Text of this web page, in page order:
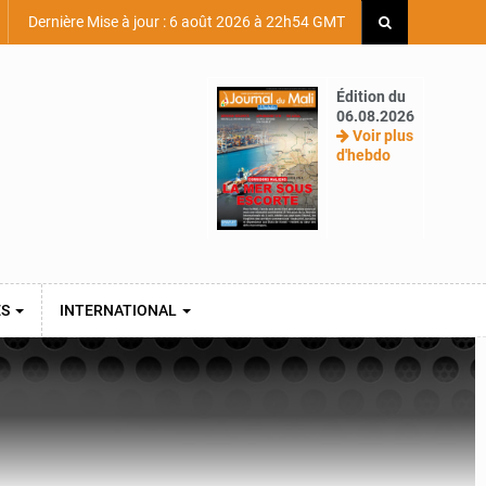
Dernière Mise à jour : 6 août 2026 à 22h54 GMT
Édition du
06.08.2026
Voir plus
d'hebdo
INTERNATIONAL